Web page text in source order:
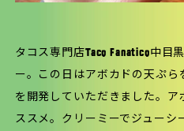
タコス専門店Taco Fanatico中目
ー。この日はアボカドの天ぷら
を開発していただきました。
ススメ。クリーミーでジューシ